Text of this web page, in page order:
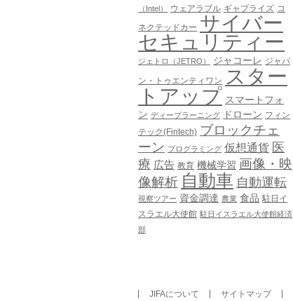
（Intel）
ウェアラブル ギャプライズ コ
ネクテッドカー サイバー
セキュリティー
ジェトロ（JETRO） ジャコーレ ジャパ
ン・トゥエンティワン
スター
トアップ スマートフォ
ン ディープラーニング ドローン フィン
テック(Fintech) ブロックチェ
ーン プログラミング 仮想通貨 医
療 広告 教育 機械学習 画像・映
像解析 自動車 自動運転
視察ツアー 資金調達 農業 食品 駐日イ
スラエル大使館 駐日イスラエル大使館経済
部
JIFAについて サイトマップ